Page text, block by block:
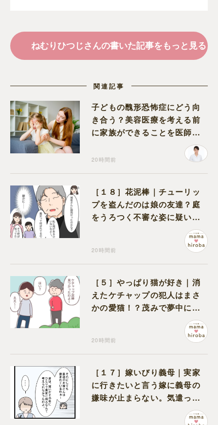
ねむりひつじさんの書いた記事をもっと見る
関連記事
子どもの醜形恐怖症にどう向
き合う？美容医療を考える前
に家族ができることを医師が
20時間前
［１８］花泥棒｜チューリッ
プを盗んだのは娘の友達？庭
をうろつく不審な姿に疑いが
20時間前
［５］やっぱり猫が好き｜消
えたケチャップの犯人はまさ
かの愛猫！？茂みで夢中にな
20時間前
［１７］嫁いびり義母｜実家
に行きたいと言う嫁に義母の
嫌味が止まらない。気遣って